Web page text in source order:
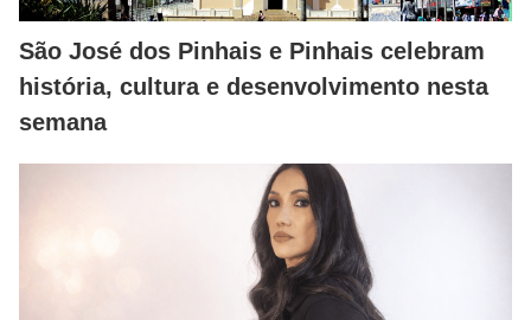
São José dos Pinhais e Pinhais celebram
história, cultura e desenvolvimento nesta
semana